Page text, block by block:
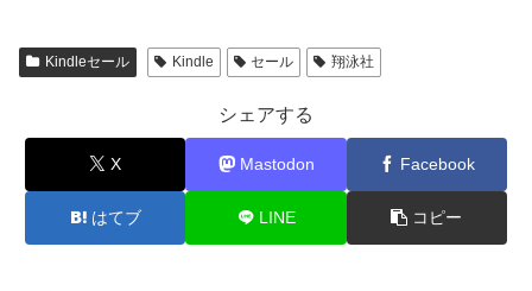
Kindleセール Kindle セール 翔泳社
シェアする
X Mastodon Facebook
はてブ LINE コピー